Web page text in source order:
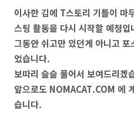
이사한 김에 T스토리 기틀이 마
스팅 활동을 다시 시작할 예정입
그동안 쉬고만 있던게 아니고
었습니다.
보따리 슬슬 풀어서 보여드리겠
앞으로도 NOMACAT.COM 에
습니다.